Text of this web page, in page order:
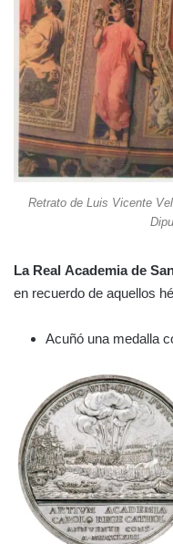
Retrato de Luis Vicente
La Real Academia de
en recuerdo de aquellos
Acuñó una medalla